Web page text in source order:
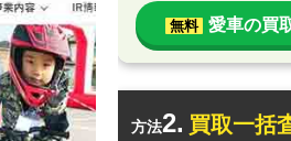
無料 愛車の買
方法2. 買取一括